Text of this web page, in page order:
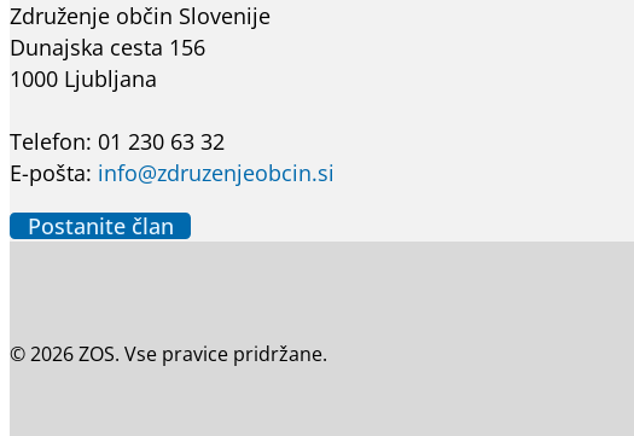
Združenje občin Slovenije
Dunajska cesta 156
1000 Ljubljana
Telefon: 01 230 63 32
E-pošta: info@zdruzenjeobcin.si
Postanite član
© 2026 ZOS. Vse pravice pridržane.